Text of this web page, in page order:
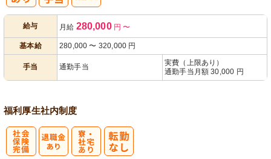
給与 月給 280,000円〜
基本給 280,000 〜 320,000 円
手当 通勤手当
実費（上限あり）
通勤手当月額 30,000 円
福利厚生社内制度